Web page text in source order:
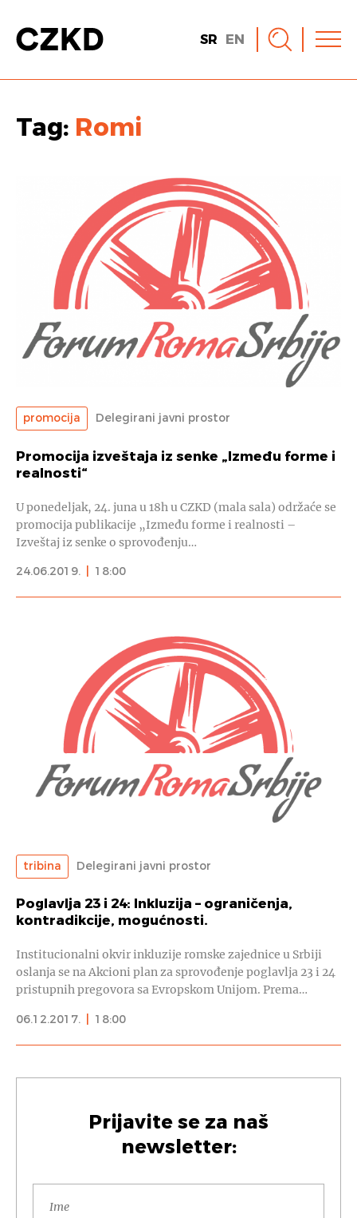
SR EN
Tag: Romi
promocija Delegirani javni prostor
Promocija izveštaja iz senke „Između forme i
realnosti“
U ponedeljak, 24. juna u 18h u CZKD (mala sala) održaće se
promocija publikacije „Između forme i realnosti –
Izveštaj iz senke o sprovođenju…
24.06.2019.
18:00
tribina Delegirani javni prostor
Poglavlja 23 i 24: Inkluzija – ograničenja,
kontradikcije, mogućnosti.
Institucionalni okvir inkluzije romske zajednice u Srbiji
oslanja se na Akcioni plan za sprovođenje poglavlja 23 i 24
pristupnih pregovora sa Evropskom Unijom. Prema…
06.12.2017.
18:00
Prijavite se za naš
newsletter: